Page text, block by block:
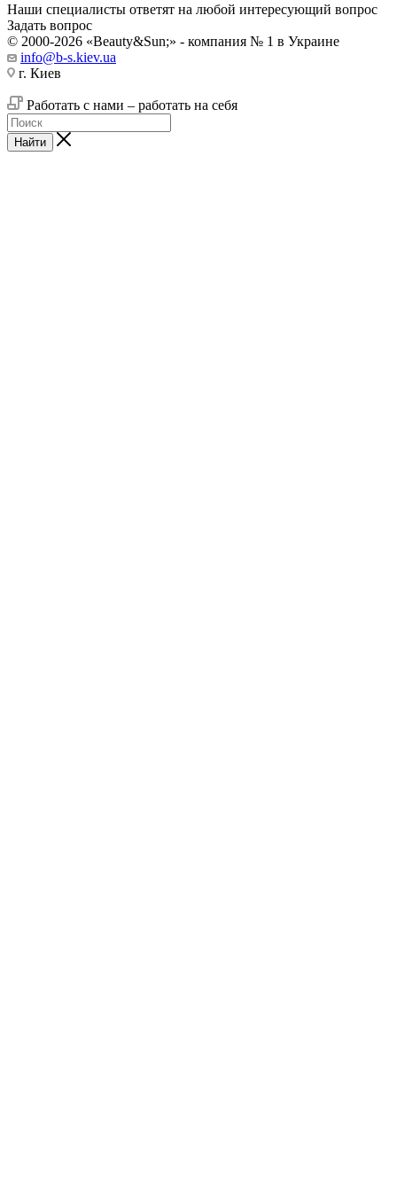
Наши специалисты ответят на любой интересующий вопрос
Задать вопрос
© 2000-2026 «Beauty&Sun;» - компания № 1 в Украине
info@b-s.kiev.ua
г. Киев
Работать с нами – работать на себя
Найти